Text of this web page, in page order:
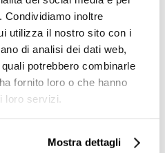
Condividiamo inoltre
utilizza il nostro sito con i
di analisi dei dati web,
potrebbero combinarle
fornito loro o che hanno
loro servizi.
Mostra dettagli
Piantana da bagno con
spandisapone, porta
bicchiere e porta salviette
cromata - Units, Colombo
€ 580,29 € 394,60